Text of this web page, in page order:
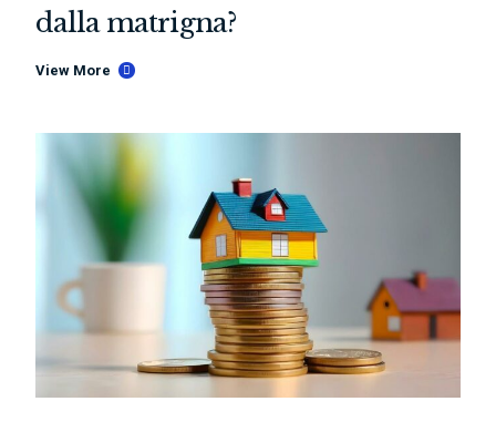
dalla matrigna?
View More